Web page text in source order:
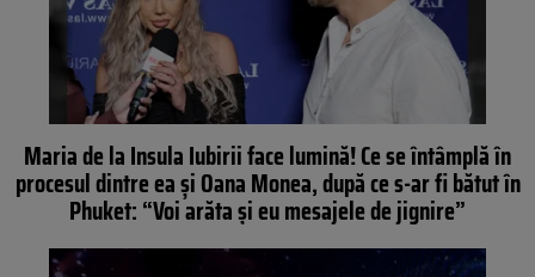
Maria de la Insula Iubirii face lumină! Ce se întâmplă în
procesul dintre ea și Oana Monea, după ce s-ar fi bătut în
Phuket: “Voi arăta și eu mesajele de jignire”